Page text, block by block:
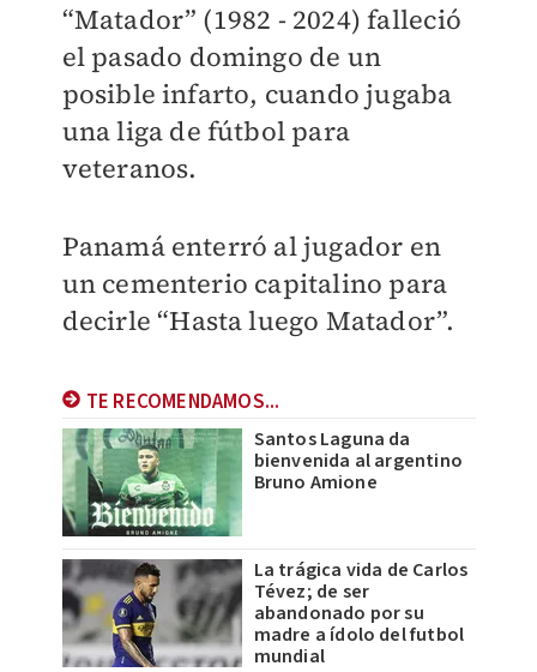
“Matador” (1982 - 2024) falleció
el pasado domingo de un
posible infarto, cuando jugaba
una liga de fútbol para
veteranos.
Panamá enterró al jugador en
un cementerio capitalino para
decirle “Hasta luego Matador”.
TE RECOMENDAMOS...
Santos Laguna da
bienvenida al argentino
Bruno Amione
La trágica vida de Carlos
Tévez; de ser
abandonado por su
madre a ídolo del futbol
mundial